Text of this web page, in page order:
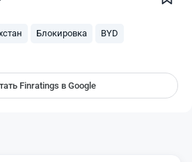
Блокировка BYD
Finratings в Google